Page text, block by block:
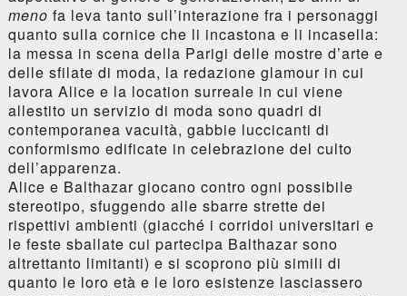
meno fa leva tanto sull’interazione fra i personaggi
quanto sulla cornice che li incastona e li incasella:
la messa in scena della Parigi delle mostre d’arte e
delle sfilate di moda, la redazione glamour in cui
lavora Alice e la location surreale in cui viene
allestito un servizio di moda sono quadri di
contemporanea vacuità, gabbie luccicanti di
conformismo edificate in celebrazione del culto
dell’apparenza.
Alice e Balthazar giocano contro ogni possibile
stereotipo, sfuggendo alle sbarre strette dei
rispettivi ambienti (giacché i corridoi universitari e
le feste sballate cui partecipa Balthazar sono
altrettanto limitanti) e si scoprono più simili di
quanto le loro età e le loro esistenze lasciassero